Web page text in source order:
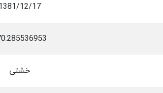
12/17
خشتی